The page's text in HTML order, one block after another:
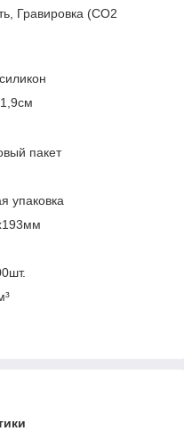
Гравировка (CO2
пакет
упаковка